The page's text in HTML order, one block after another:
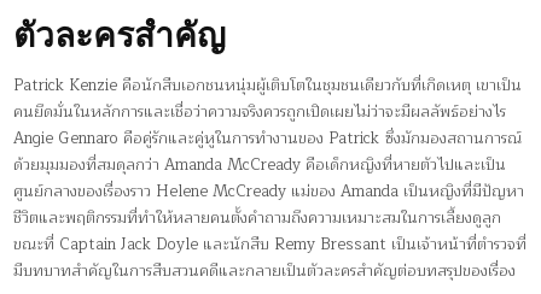
ตัวละครสำคัญ
Patrick Kenzie คือนักสืบเอกชนหนุ่มผู้เติบโตในชุมชนเดียวกับที่เกิดเหตุ เขาเป็น
คนยึดมั่นในหลักการและเชื่อว่าความจริงควรถูกเปิดเผยไม่ว่าจะมีผลลัพธ์อย่างไร
Angie Gennaro คือคู่รักและคู่หูในการทำงานของ Patrick ซึ่งมักมองสถานการณ์
ด้วยมุมมองที่สมดุลกว่า Amanda McCready คือเด็กหญิงที่หายตัวไปและเป็น
ศูนย์กลางของเรื่องราว Helene McCready แม่ของ Amanda เป็นหญิงที่มีปัญหา
ชีวิตและพฤติกรรมที่ทำให้หลายคนตั้งคำถามถึงความเหมาะสมในการเลี้ยงดูลูก
ขณะที่ Captain Jack Doyle และนักสืบ Remy Bressant เป็นเจ้าหน้าที่ตำรวจที่
มีบทบาทสำคัญในการสืบสวนคดีและกลายเป็นตัวละครสำคัญต่อบทสรุปของเรื่อง